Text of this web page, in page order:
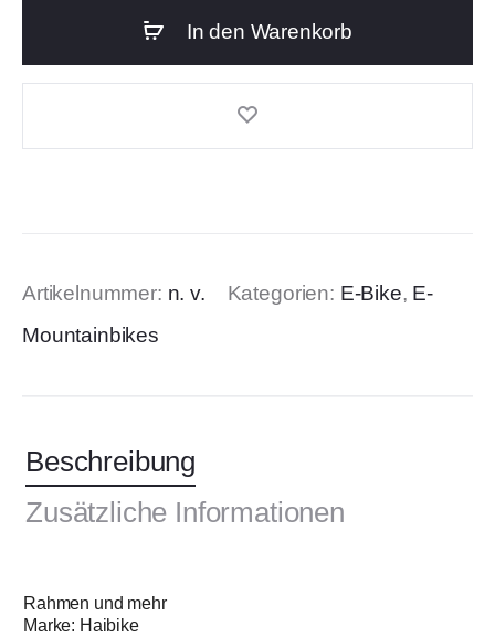
In den Warenkorb
Artikelnummer: n. v. Kategorien: E-Bike, E-
Mountainbikes
Beschreibung
Zusätzliche Informationen
Rahmen und mehr
Marke: Haibike